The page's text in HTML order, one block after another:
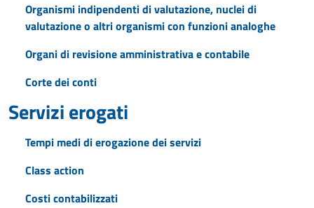
Organismi indipendenti di valutazione, nuclei di
valutazione o altri organismi con funzioni analoghe
Organi di revisione amministrativa e contabile
Corte dei conti
Servizi erogati
Tempi medi di erogazione dei servizi
Class action
Costi contabilizzati